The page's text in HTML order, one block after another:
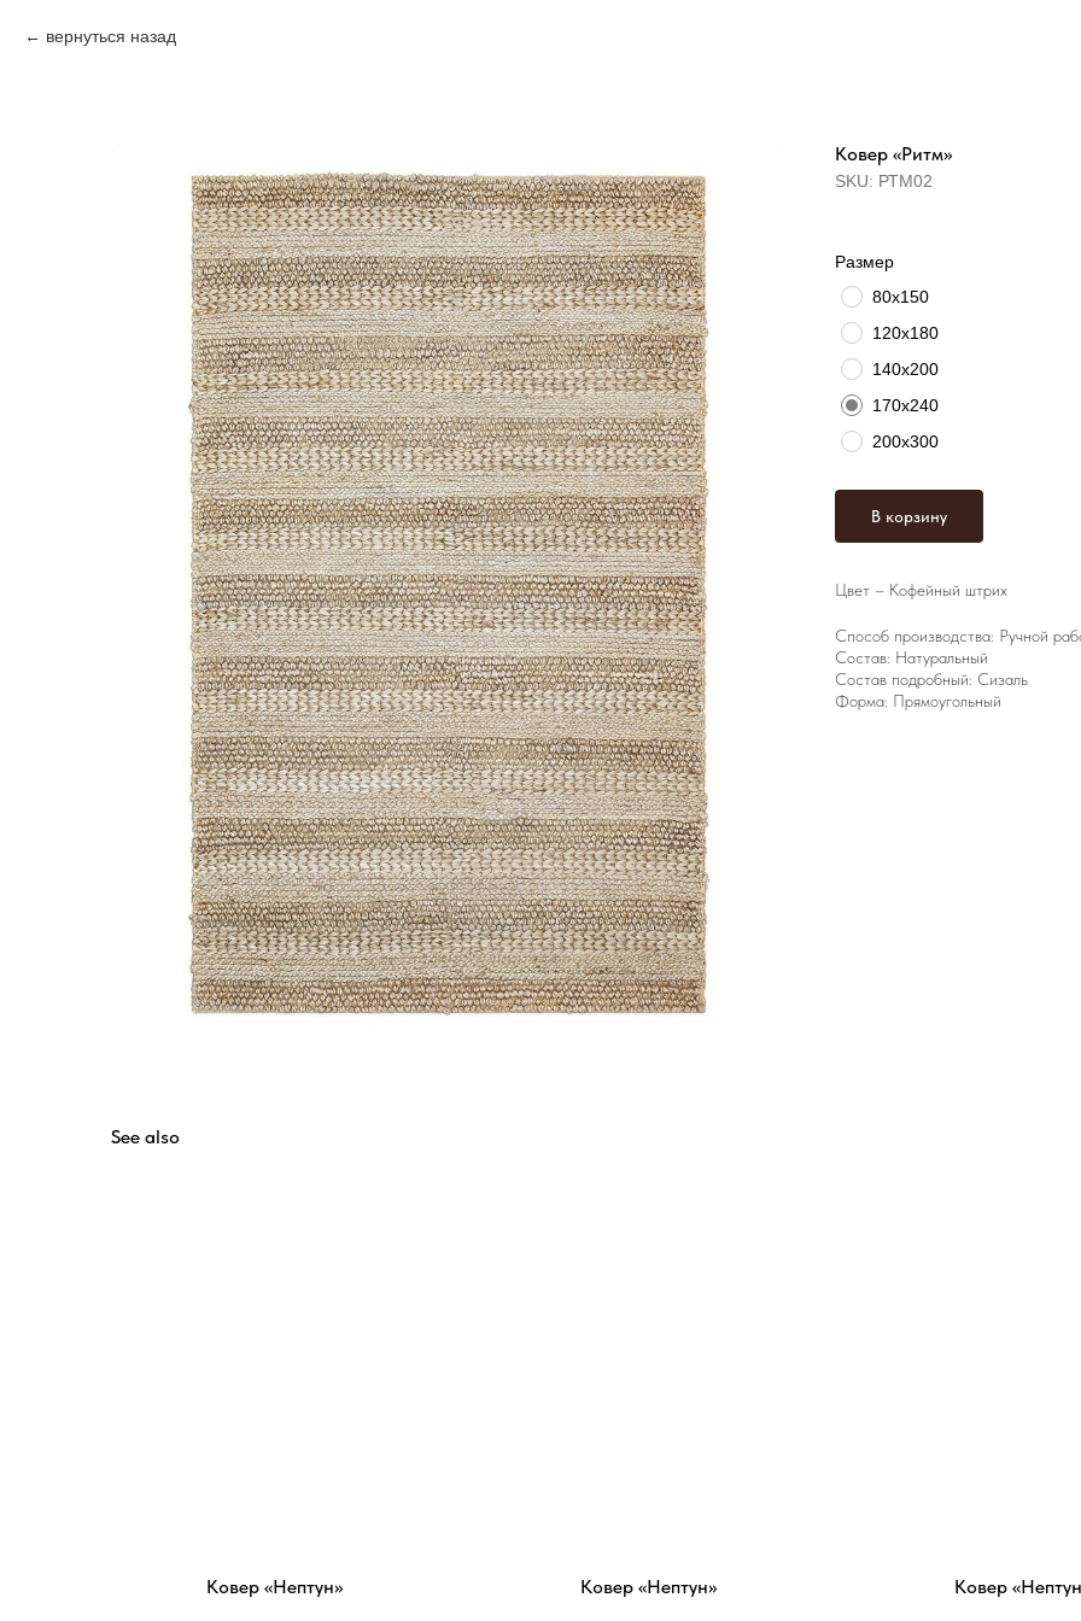
вернуться назад
Ковер «Ритм»
SKU: РТМ02
Размер
80х150
120х180
140х200
170х240
200х300
В корзину
Цвет – Кофейный штрих
Способ производства: Ручной
Состав: Натуральный
Состав подробный: Сизаль
Форма: Прямоугольный
See also
Ковер «Нептун» Ковер «Нептун» Ковер